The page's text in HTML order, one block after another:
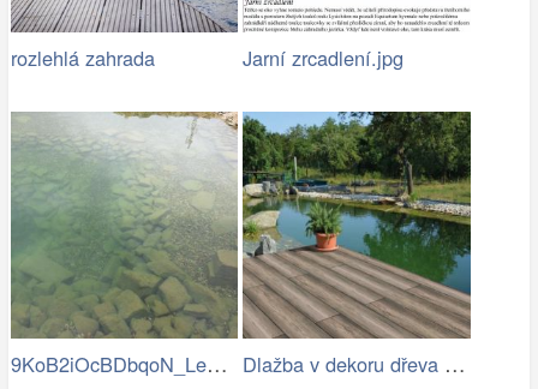
rozlehlá zahrada Jarní zrcadlení.jpg
9KoB2iOcBDbqoN_LeD-v_BVRKRg-eH7a8vjtUp9… Dlažba v dekoru dřeva u zahradního…